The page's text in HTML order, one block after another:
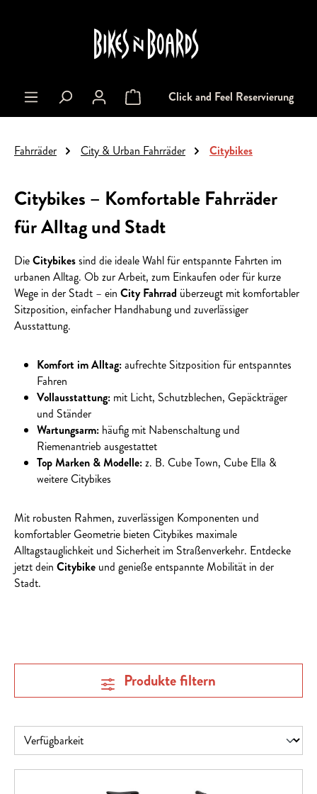
Warenkorb enthält 0 Positionen. Der
Click and Feel Reservierung
Fahrräder City & Urban Fahrräder Citybikes
Citybikes – Komfortable Fahrräder
für Alltag und Stadt
DieCitybikessind die ideale Wahl für entspannte Fahrten im
urbanen Alltag. Ob zur Arbeit, zum Einkaufen oder für kurze
Wege in der Stadt – ein City Fahrrad überzeugt mit komfortabler
Sitzposition, einfacher Handhabung und zuverlässiger
Ausstattung.
Komfort im Alltag:aufrechte Sitzposition für entspanntes
Fahren
Vollausstattung: mit Licht, Schutzblechen, Gepäckträger
und Ständer
Wartungsarm: häufig mit Nabenschaltung und
Riemenantrieb ausgestattet
Top Marken & Modelle:z. B. Cube Town, Cube Ella &
weitere Citybikes
Mit robusten Rahmen, zuverlässigen Komponenten und
komfortabler Geometrie bieten Citybikes maximale
Alltagstauglichkeit und Sicherheit im Straßenverkehr. Entdecke
jetzt dein Citybike und genieße entspannte Mobilität in der
Stadt.
Produkte filtern